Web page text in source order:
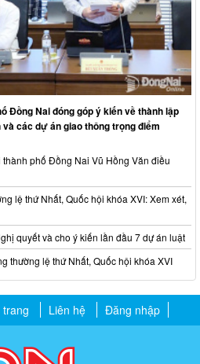
Đồng Nai đóng góp ý kiến về thành lập
các dự án giao thông trọng điểm
phố Đồng Nai Vũ Hồng Văn điều
lệ thứ Nhất, Quốc hội khóa XVI: Xem xét,
quyết và cho ý kiến lần đầu 7 dự án luật
thường lệ thứ Nhất, Quốc hội khóa XVI
Liên hệ Đăng nhập